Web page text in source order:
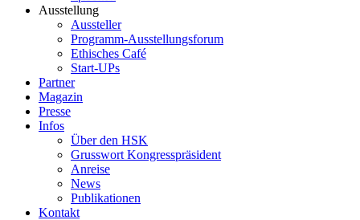
Ausstellung
Aussteller
Programm-Ausstellungsforum
Ethisches Café
Start-UPs
Partner
Magazin
Presse
Infos
Über den HSK
Grusswort Kongresspräsident
Anreise
News
Publikationen
Kontakt